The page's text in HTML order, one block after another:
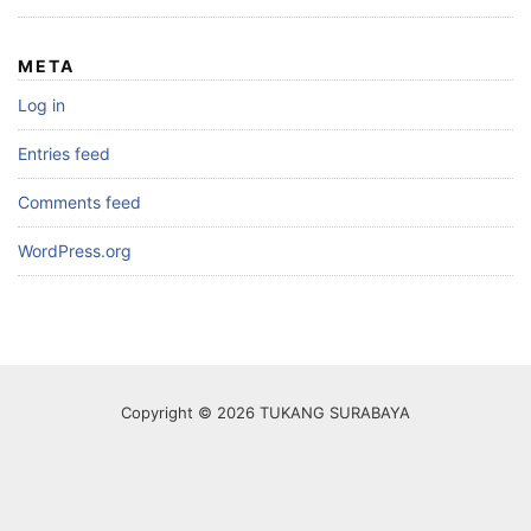
META
Log in
Entries feed
Comments feed
WordPress.org
Copyright © 2026 TUKANG SURABAYA